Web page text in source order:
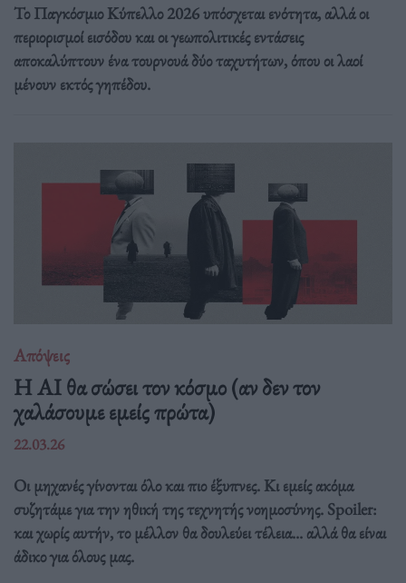
Το Παγκόσμιο Κύπελλο 2026 υπόσχεται ενότητα, αλλά οι
περιορισμοί εισόδου και οι γεωπολιτικές εντάσεις
αποκαλύπτουν ένα τουρνουά δύο ταχυτήτων, όπου οι λαοί
μένουν εκτός γηπέδου.
Απόψεις
Η AI θα σώσει τον κόσμο (αν δεν τον
χαλάσουμε εμείς πρώτα)
22.03.26
Οι μηχανές γίνονται όλο και πιο έξυπνες. Κι εμείς ακόμα
συζητάμε για την ηθική της τεχνητής νοημοσύνης. Spoiler:
και χωρίς αυτήν, το μέλλον θα δουλεύει τέλεια... αλλά θα είναι
άδικο για όλους μας.